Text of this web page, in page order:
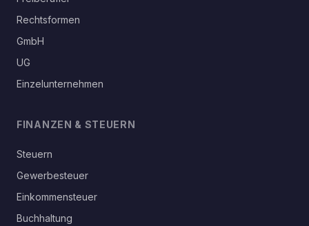
Rechtsformen
GmbH
UG
Einzelunternehmen
FINANZEN & STEUERN
Steuern
Gewerbesteuer
Einkommensteuer
Buchhaltung